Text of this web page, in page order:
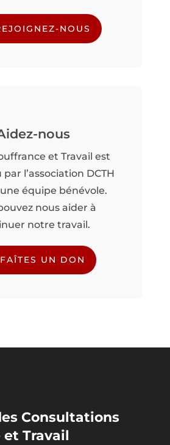
NOUS
nous
et Travail est
l’association DCTH
équipe bénévole.
nous aider à
notre travail.
FAÎTES UN DON
Consultations
Travail